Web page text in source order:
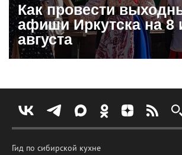
Как провести
афиши Иркутска на 8
августа
Гид по сибирской кухне